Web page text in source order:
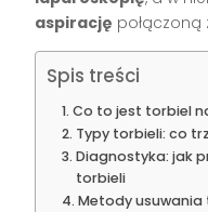
aspirację połączoną
Spis treści
Co to jest torbiel
Typy torbieli: co
Diagnostyka: jak
torbieli
Metody usuwania